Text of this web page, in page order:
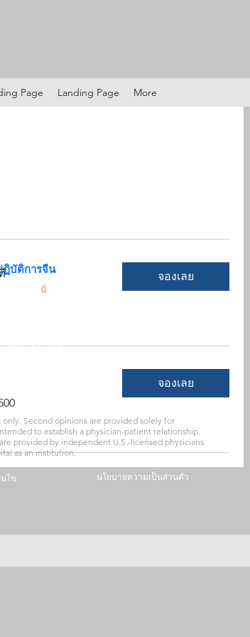
Page Landing Page More
จองเลย
จองเลย
ฏิบัติการจีน
นี่
400-616-2591
Second opinions are provided solely for
to establish a physician-patient relationship.
provided by independent U.S.-licensed physicians.
as an institution.
ไข นโยบายความเป็นส่วนตัว